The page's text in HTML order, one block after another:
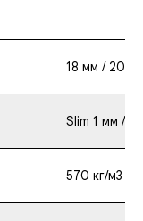
18 мм / 20
Slim 1 мм /
570 кг/м3